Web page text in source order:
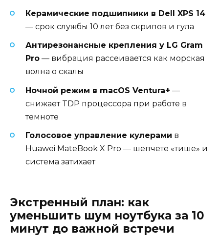
Керамические подшипники в Dell XPS 14
— срок службы 10 лет без скрипов и гула
Антирезонансные крепления у LG Gram
Pro — вибрация рассеивается как морская
волна о скалы
Ночной режим в macOS Ventura+ —
снижает TDP процессора при работе в
темноте
Голосовое управление кулерами в
Huawei MateBook X Pro — шепчете «тише» и
система затихает
Экстренный план: как
уменьшить шум ноутбука за 10
минут до важной встречи